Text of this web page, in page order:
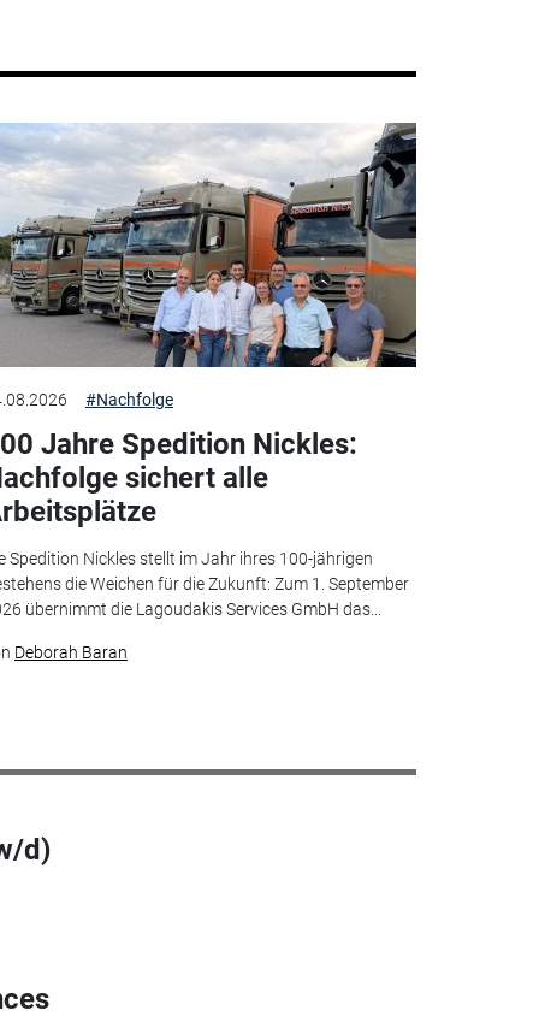
#Nachfolge
Jahre Spedition Nickles:
sichert alle
Spedition Nickles stellt im Jahr ihres 100-jährigen
die Weichen für die Zukunft: Zum 1. September
übernimmt die Lagoudakis Services GmbH das...
Deborah Baran
d)